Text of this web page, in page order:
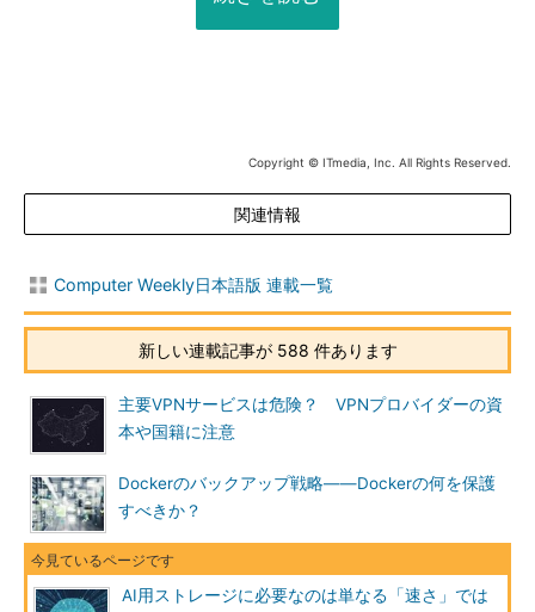
Copyright © ITmedia, Inc. All Rights Reserved.
関連情報
Computer Weekly日本語版 連載一覧
新しい連載記事が 588 件あります
主要VPNサービスは危険？ VPNプロバイダーの資
本や国籍に注意
Dockerのバックアップ戦略――Dockerの何を保護
すべきか？
AI用ストレージに必要なのは単なる「速さ」では